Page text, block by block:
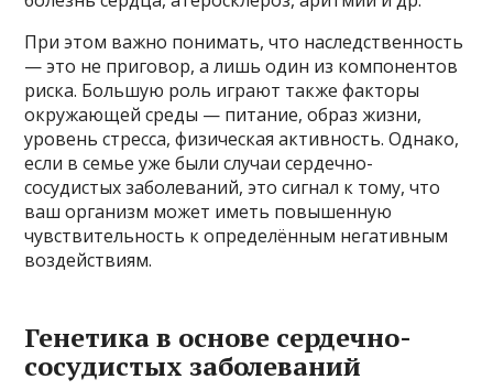
При этом важно понимать, что наследственность
— это не приговор, а лишь один из компонентов
риска. Большую роль играют также факторы
окружающей среды — питание, образ жизни,
уровень стресса, физическая активность. Однако,
если в семье уже были случаи сердечно-
сосудистых заболеваний, это сигнал к тому, что
ваш организм может иметь повышенную
чувствительность к определённым негативным
воздействиям.
Генетика в основе сердечно-
сосудистых заболеваний